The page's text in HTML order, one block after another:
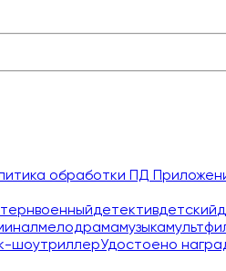
обработки ПД
военныйдетективдетский
мелодрамамузыка
шоутриллерУдостоено